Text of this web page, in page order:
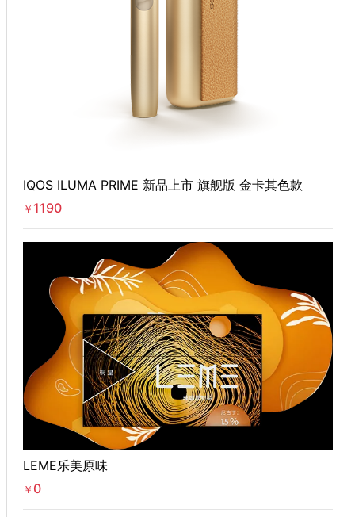
IQOS ILUMA PRIME 新品上市 旗舰版 金卡其色款
￥ 1190
LEME乐美原味
￥ 0